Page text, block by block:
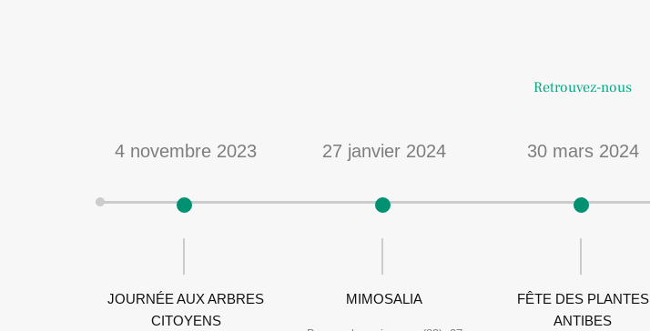
Retrouvez-nous
4 novembre 2023
JOURNÉE AUX ARBRES
CITOYENS
27 janvier 2024
MIMOSALIA
30 mars 2024
FÊTE DES PLANTES
ANTIBES